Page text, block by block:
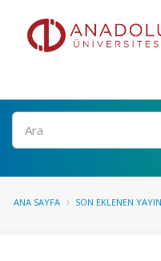
Ara
ANA SAYFA SON EKLENEN